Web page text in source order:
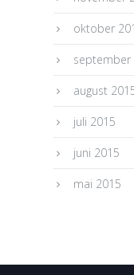
oktober
september
august
juli 2015
juni 2015
mai 2015